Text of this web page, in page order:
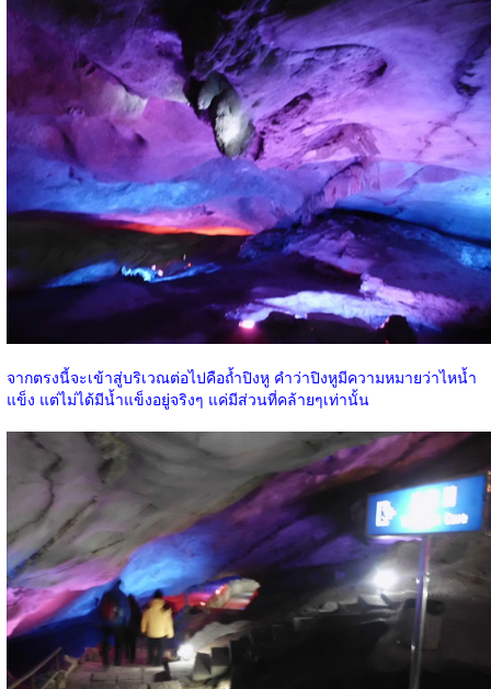
จากตรงนี้จะเข้าสู่บริเวณต่อไปคือถ้ำปิงหู คำว่าปิงหูมีความหมายว่าไหน้ำ
แข็ง แต่ไม่ได้มีน้ำแข็งอยู่จริงๆ แค่มีส่วนที่คล้ายๆเท่านั้น